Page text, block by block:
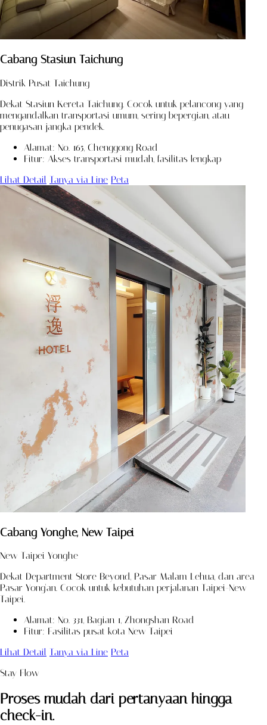
Cabang Stasiun Taichung
Distrik Pusat Taichung
Dekat Stasiun Kereta Taichung. Cocok untuk pelancong yang
mengandalkan transportasi umum, sering bepergian, atau
penugasan jangka pendek.
Alamat: No. 165, Chenggong Road
Fitur: Akses transportasi mudah, fasilitas lengkap
Lihat Detail Tanya via Line Peta
Cabang Yonghe, New Taipei
New Taipei Yonghe
Dekat Department Store Beyond, Pasar Malam Lehua, dan area
Pasar Yong'an. Cocok untuk kebutuhan perjalanan Taipei-New
Taipei.
Alamat: No. 331, Bagian 1, Zhongshan Road
Fitur: Fasilitas pusat kota New Taipei
Lihat Detail Tanya via Line Peta
Stay Flow
Proses mudah dari pertanyaan hingga
check-in.